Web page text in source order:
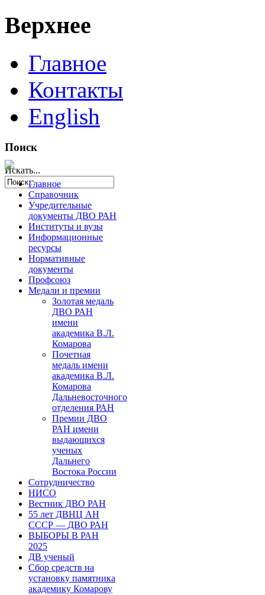
Верхнее
Главное
Контакты
English
Поиск
Искать...
Главное
Справочник
Учредительные
документы ДВО РАН
Институты и вузы
Информационные
ресурсы
Нормативные
документы
Профсоюз
Медали и премии
Золотая медаль
ДВО РАН
имени
академика В.Л.
Комарова
Почетная
медаль имени
академика В.Л.
Комарова
Дальневосточного
отделения РАН
Премии ДВО
РАН имени
выдающихся
ученых
Дальнего
Востока России
Сотрудничество
НИСО
Вестник ДВО РАН
55 лет ДВНЦ АН
СССР — ДВО РАН
ВЫБОРЫ В РАН
2025
ДВ ученый
Сбор средств на
установку памятника
академику Комарову